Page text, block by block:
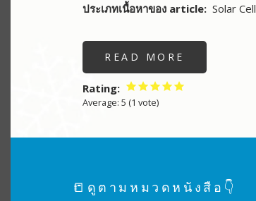
ประเภทเนื้อหาของ article Solar Cell
READ MORE
ทำ
Rating
Average: 5 (1 vote)
📒ดูตามหมวดหนังสือ👇